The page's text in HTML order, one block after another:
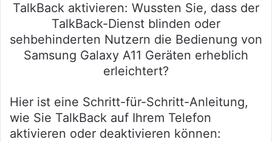
TalkBack aktivieren: Wussten Sie, dass der
TalkBack-Dienst blinden oder
sehbehinderten Nutzern die Bedienung von
Samsung Galaxy A11 Geräten erheblich
erleichtert?
Hier ist eine Schritt-für-Schritt-Anleitung,
wie Sie TalkBack auf Ihrem Telefon
aktivieren oder deaktivieren können: